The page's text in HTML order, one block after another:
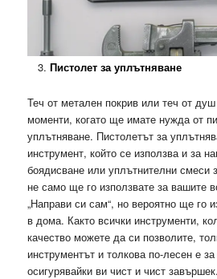
Пистолет за уплътняване
Теч от метален покрив или теч от
моменти, когато ще имате нужда от
уплътняване. Пистолетът за
инструмент, който се използва и за
боядисване или уплътнителни смеси
не само ще го използвате за вашите
„Направи си сам“, но вероятно ще го
в дома. Както всички инструменти,
качество можете да си позволите,
инструментът и толкова по-лесен е
осигурявайки ви чист и чист завършек.